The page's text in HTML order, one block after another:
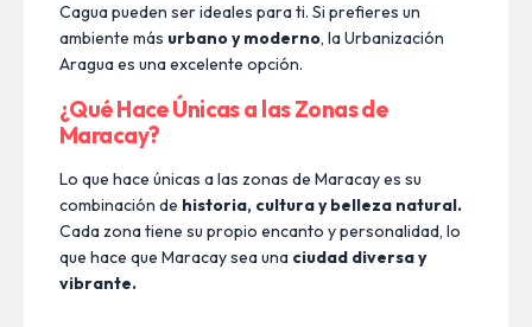
Cagua pueden ser ideales para ti. Si prefieres un
ambiente más urbano y moderno, la Urbanización
Aragua es una excelente opción.
¿Qué Hace Únicas a las Zonas de
Maracay?
Lo que hace únicas a las zonas de Maracay es su
combinación de historia, cultura y belleza natural.
Cada zona tiene su propio encanto y personalidad, lo
que hace que Maracay sea una ciudad diversa y
vibrante.